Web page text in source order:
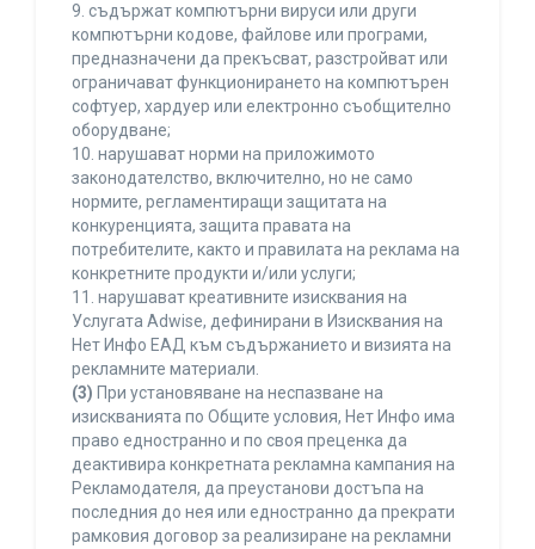
9. съдържат компютърни вируси или други
компютърни кодове, файлове или програми,
предназначени да прекъсват, разстройват или
ограничават функционирането на компютърен
софтуер, хардуер или електронно съобщително
оборудване;
10. нарушават норми на приложимото
законодателство, включително, но не само
нормите, регламентиращи защитата на
конкуренцията, защита правата на
потребителите, както и правилата на реклама на
конкретните продукти и/или услуги;
11. нарушават креативните изисквания на
Услугата Adwise, дефинирани в Изисквания на
Нет Инфо ЕАД към съдържанието и визията на
рекламните материали.
(3) При установяване на неспазване на
изискванията по Общите условия, Нет Инфо има
право едностранно и по своя преценка да
деактивира конкретната рекламна кампания на
Рекламодателя, да преустанови достъпа на
последния до нея или едностранно да прекрати
рамковия договор за реализиране на рекламни